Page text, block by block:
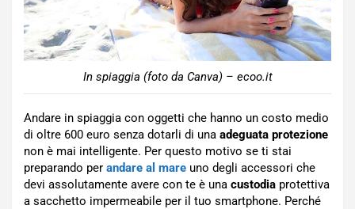
In spiaggia (foto da Canva) – ecoo.it
Andare in spiaggia con oggetti che hanno un costo medio
di oltre 600 euro senza dotarli di una adeguata protezione
non è mai intelligente. Per questo motivo se ti stai
preparando per andare al mare uno degli accessori che
devi assolutamente avere con te è una custodia protettiva
a sacchetto impermeabile per il tuo smartphone. Perché